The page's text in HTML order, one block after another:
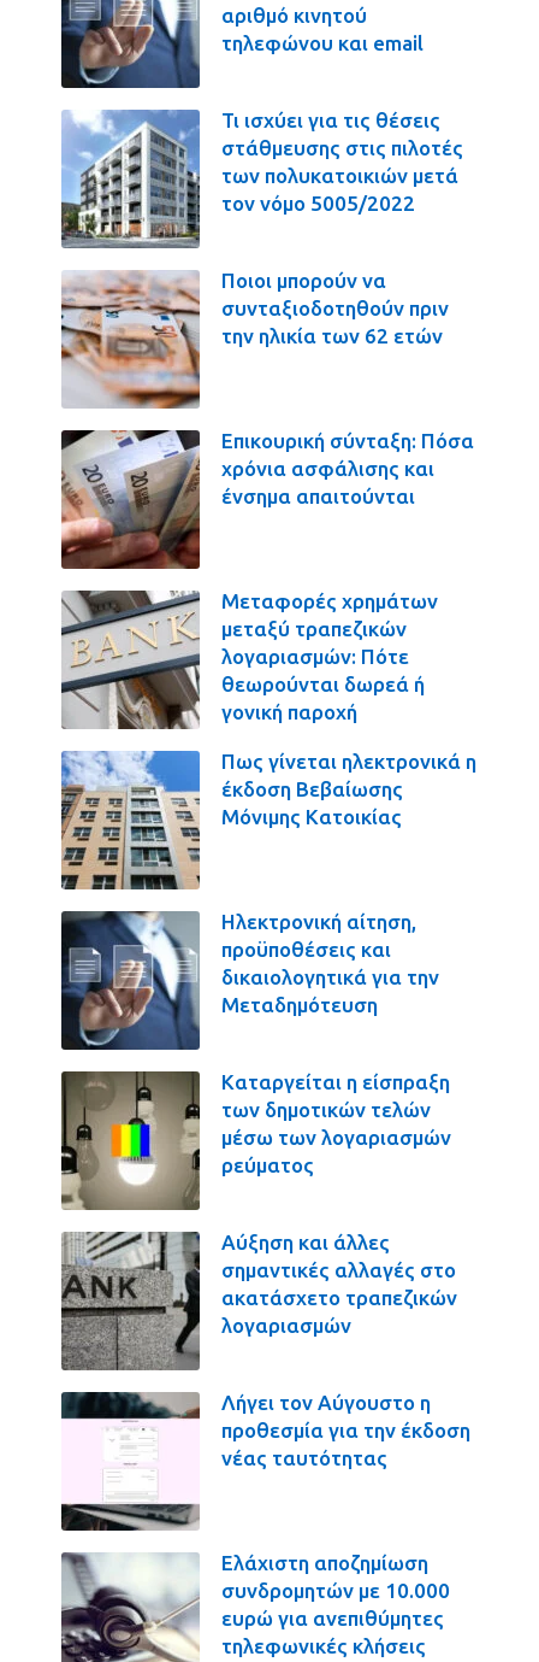
αριθμό κινητού
τηλεφώνου και email
Τι ισχύει για τις θέσεις
στάθμευσης στις πιλοτές
των πολυκατοικιών μετά
τον νόμο 5005/2022
Ποιοι μπορούν να
συνταξιοδοτηθούν πριν
την ηλικία των 62 ετών
Επικουρική σύνταξη: Πόσα
χρόνια ασφάλισης και
ένσημα απαιτούνται
Μεταφορές χρημάτων
μεταξύ τραπεζικών
λογαριασμών: Πότε
θεωρούνται δωρεά ή
γονική παροχή
Πως γίνεται ηλεκτρονικά η
έκδοση Βεβαίωσης
Μόνιμης Κατοικίας
Ηλεκτρονική αίτηση,
προϋποθέσεις και
δικαιολογητικά για την
Μεταδημότευση
Καταργείται η είσπραξη
των δημοτικών τελών
μέσω των λογαριασμών
ρεύματος
Αύξηση και άλλες
σημαντικές αλλαγές στο
ακατάσχετο τραπεζικών
λογαριασμών
Λήγει τον Αύγουστο η
προθεσμία για την έκδοση
νέας ταυτότητας
Ελάχιστη αποζημίωση
συνδρομητών με 10.000
ευρώ για ανεπιθύμητες
τηλεφωνικές κλήσεις